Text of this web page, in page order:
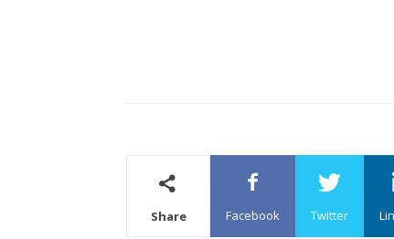
Share Facebook Twitter